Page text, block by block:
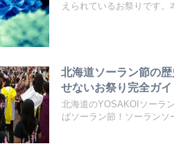
えられているお祭りです。
北海道ソーラン節の
せないお祭り完全ガイ
北海道のYOSAKOIソーラ
ばソーラン節！ソーランソ